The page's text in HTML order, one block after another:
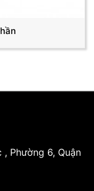
, Phường 6, Quận